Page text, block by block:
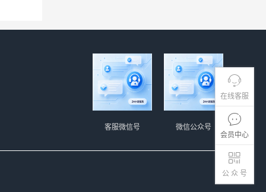
在线客服
会员中心
公 众 号
微信公众号
客服微信号